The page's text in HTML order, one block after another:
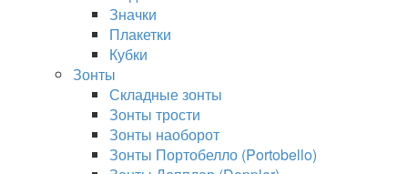
Значки
Плакетки
Кубки
Зонты
Складные зонты
Зонты трости
Зонты наоборот
Зонты Портобелло (Portobello)